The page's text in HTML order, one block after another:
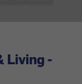
Living -